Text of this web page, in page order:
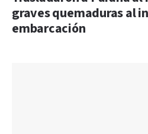
graves quemaduras al
embarcación